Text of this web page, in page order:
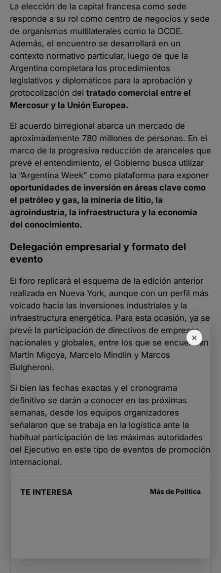
×
La elección de la capital francesa como sede
responde a su rol como centro de negocios y sede
de organismos multilaterales como la OCDE.
Además, el encuentro se desarrollará en un
contexto normativo particular, luego de que la
Argentina completara los procedimientos
legislativos y diplomáticos para la aprobación y
protocolización del tratado comercial entre el
Mercosur y la Unión Europea.
El acuerdo birregional abarca un mercado de
aproximadamente 780 millones de personas. En el
marco de la progresiva reducción de aranceles que
prevé el entendimiento, el Gobierno busca utilizar
la “Argentina Week” como plataforma para exponer
oportunidades de inversión en áreas clave como
el petróleo y gas, la minería de litio, la
agroindustria, la infraestructura y la economía
del conocimiento.
Delegación empresarial y formato del
evento
El foro replicará el esquema de la edición anterior
realizada en Nueva York, aunque con un perfil más
volcado hacia las inversiones industriales y la
infraestructura energética. Para esta ocasión, ya se
prevé la participación de directivos de empresas
nacionales y globales, entre los que se encuentran
Martín Migoya, Marcelo Mindlin y Marcos
Bulgheroni.
Si bien las fechas exactas y el cronograma
definitivo se darán a conocer en las próximas
semanas, desde los equipos organizadores
señalaron que se trabaja en la logística ante la
habitual participación de las máximas autoridades
del Ejecutivo en este tipo de eventos de promoción
internacional.
TE INTERESA Más de Politica